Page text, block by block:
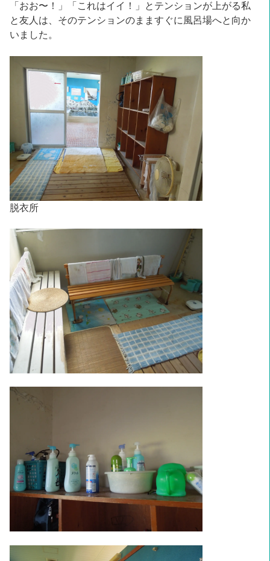
「おお〜！」「これはイイ！」とテンションが上がる私
と友人は、そのテンションのまますぐに風呂場へと向か
いました。
脱衣所